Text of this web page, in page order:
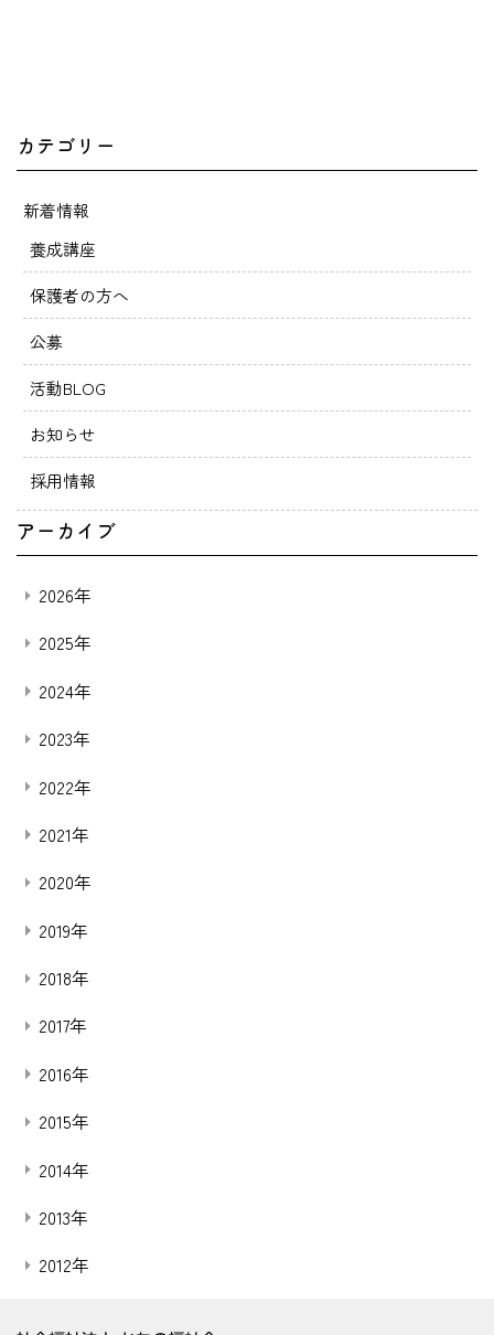
カテゴリー
新着情報
養成講座
保護者の方へ
公募
活動BLOG
お知らせ
採用情報
アーカイブ
2026年
2025年
2024年
2023年
2022年
2021年
2020年
2019年
2018年
2017年
2016年
2015年
2014年
2013年
2012年